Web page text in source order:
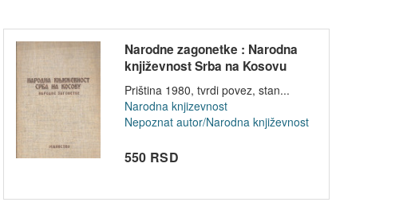
Narodne zagonetke : Narodna
književnost Srba na Kosovu
Priština 1980, tvrdi povez, stan...
Narodna knjizevnost
Nepoznat autor/Narodna književnost
550 RSD